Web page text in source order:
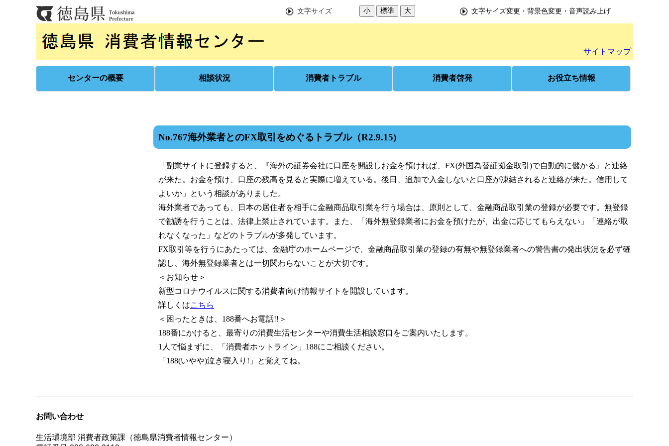
文字サイズ 小 標準 大 文字サイズ変更・背景色変更・音声読み上げ
サイトマップ
センターの概要 相談状況 消費者トラブル 消費者啓発 お役立ち情報
No.767海外業者とのFX取引をめぐるトラブル（R2.9.15)
「副業サイトに登録すると、『海外の証券会社に口座を開設しお金を預ければ、FX(外国為替証拠金取引)で自動的に儲かる』と連絡
が来た。お金を預け、口座の残高を見ると実際に増えている。後日、追加で入金しないと口座が凍結されると連絡が来た。信用して
よいか」という相談がありました。
海外業者であっても、日本の居住者を相手に金融商品取引業を行う場合は、原則として、金融商品取引業の登録が必要です。無登録
で勧誘を行うことは、法律上禁止されています。また、「海外無登録業者にお金を預けたが、出金に応じてもらえない」「連絡が取
れなくなった」などのトラブルが多発しています。
FX取引等を行うにあたっては、金融庁のホームページで、金融商品取引業の登録の有無や無登録業者への警告書の発出状況を必ず確
認し、海外無登録業者とは一切関わらないことが大切です。
＜お知らせ＞
新型コロナウイルスに関する消費者向け情報サイトを開設しています。
詳しくはこちら
＜困ったときは、188番へお電話!!＞
188番にかけると、最寄りの消費生活センターや消費生活相談窓口をご案内いたします。
1人で悩まずに、「消費者ホットライン」188にご相談ください。
「188(いやや)泣き寝入り!」と覚えてね。
お問い合わせ
生活環境部 消費者政策課（徳島県消費者情報センター）